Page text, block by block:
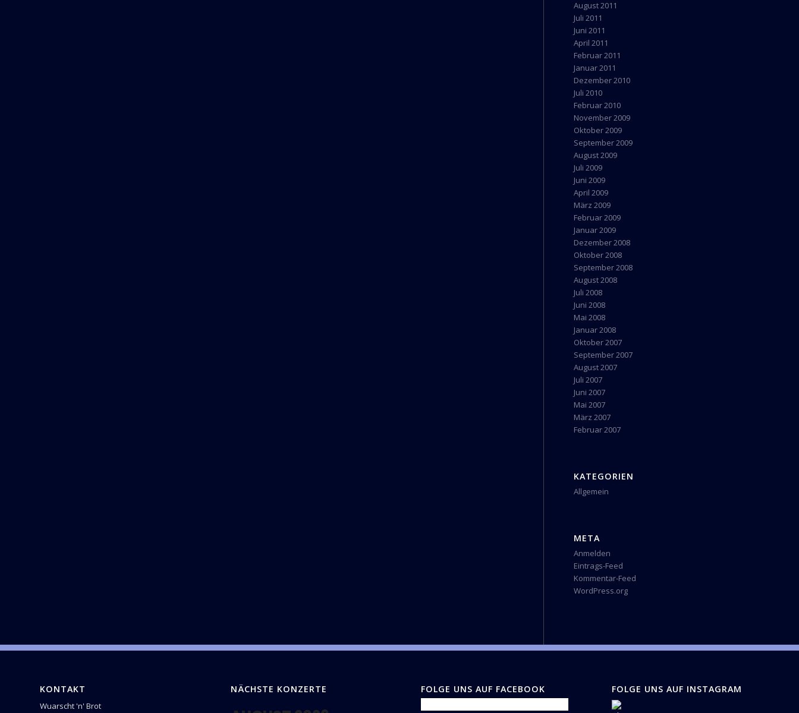
August 2011
Juli 2011
Juni 2011
April 2011
Februar 2011
Januar 2011
Dezember 2010
Juli 2010
Februar 2010
November 2009
Oktober 2009
September 2009
August 2009
Juli 2009
Juni 2009
April 2009
März 2009
Februar 2009
Januar 2009
Dezember 2008
Oktober 2008
September 2008
August 2008
Juli 2008
Juni 2008
Mai 2008
Januar 2008
Oktober 2007
September 2007
August 2007
Juli 2007
Juni 2007
Mai 2007
März 2007
Februar 2007
KATEGORIEN
Allgemein
META
Anmelden
Eintrags-Feed
Kommentar-Feed
WordPress.org
KONTAKT
Wuarscht 'n' Brot
NÄCHSTE KONZERTE FOLGE UNS AUF FACEBOOK FOLGE UNS AUF INSTAGRAM